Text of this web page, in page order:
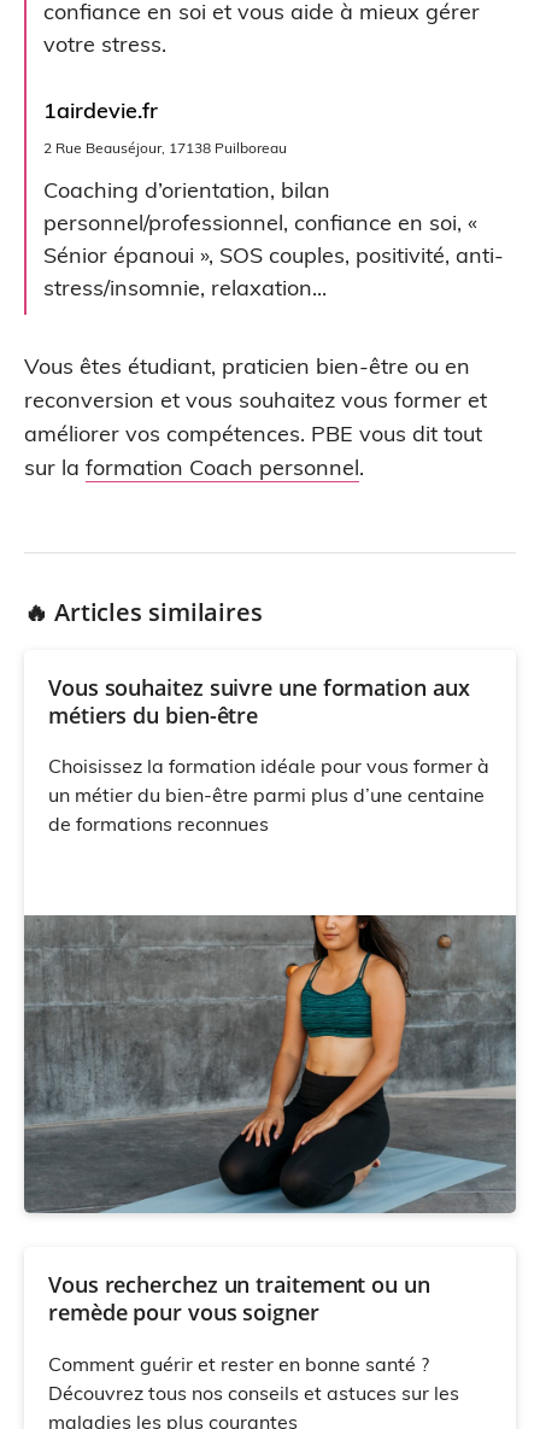
confiance en soi et vous aide à mieux gérer
votre stress.
1airdevie.fr
2 Rue Beauséjour, 17138 Puilboreau
Coaching d’orientation, bilan
personnel/professionnel, confiance en soi, «
Sénior épanoui », SOS couples, positivité, anti-
stress/insomnie, relaxation...
Vous êtes étudiant, praticien bien-être ou en
reconversion et vous souhaitez vous former et
améliorer vos compétences. PBE vous dit tout
sur la formation Coach personnel.
🔥 Articles similaires
Vous souhaitez suivre une formation aux
métiers du bien-être
Choisissez la formation idéale pour vous former à
un métier du bien-être parmi plus d’une centaine
de formations reconnues
Vous recherchez un traitement ou un
remède pour vous soigner
Comment guérir et rester en bonne santé ?
Découvrez tous nos conseils et astuces sur les
maladies les plus courantes